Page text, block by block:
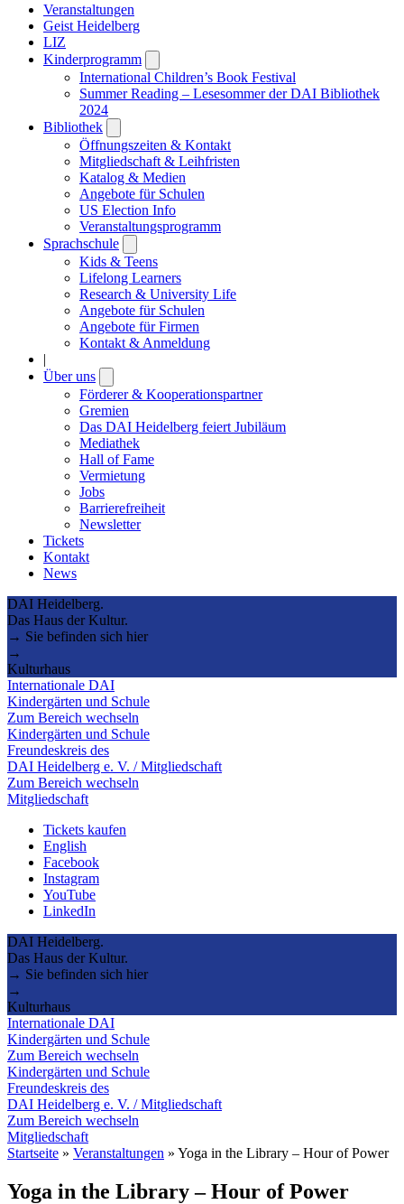
Veranstaltungen
Geist Heidelberg
LIZ
Kinderprogramm
submenu
International Children’s Book Festival
Summer Reading – Lesesommer der DAI Bibliothek
2024
Bibliothek
submenu
Öffnungszeiten & Kontakt
Mitgliedschaft & Leihfristen
Katalog & Medien
Angebote für Schulen
US Election Info
Veranstaltungsprogramm
Sprachschule
submenu
Kids & Teens
Lifelong Learners
Research & University Life
Angebote für Schulen
Angebote für Firmen
Kontakt & Anmeldung
|
Über uns
submenu
Förderer & Kooperationspartner
Gremien
Das DAI Heidelberg feiert Jubiläum
Mediathek
Hall of Fame
Vermietung
Jobs
Barrierefreiheit
Newsletter
Tickets
Kontakt
News
DAI Heidelberg.
Das Haus der Kultur.
→ Sie befinden sich hier
→
Kulturhaus
Internationale DAI
Kindergärten und Schule
Zum Bereich wechseln
Kindergärten und Schule
Freundeskreis des
DAI Heidelberg e. V. / Mitgliedschaft
Zum Bereich wechseln
Mitgliedschaft
Tickets kaufen
English
Facebook
Instagram
YouTube
LinkedIn
DAI Heidelberg.
Das Haus der Kultur.
→ Sie befinden sich hier
→
Kulturhaus
Internationale DAI
Kindergärten und Schule
Zum Bereich wechseln
Kindergärten und Schule
Freundeskreis des
DAI Heidelberg e. V. / Mitgliedschaft
Zum Bereich wechseln
Mitgliedschaft
Startseite » Veranstaltungen » Yoga in the Library – Hour of Power
Yoga in the Library – Hour of Power